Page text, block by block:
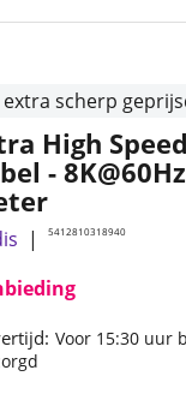
extra scherp
High
-
5412810318940
Voor 15:30 uur